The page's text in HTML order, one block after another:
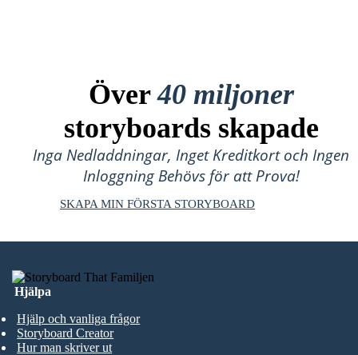
Över40 miljoner
storyboards skapade
Inga Nedladdningar, Inget Kreditkort och Ingen
Inloggning Behövs för att Prova!
SKAPA MIN FÖRSTA STORYBOARD
Hjälpa
Hjälp och vanliga frågor
Storyboard Creator
Hur man skriver ut